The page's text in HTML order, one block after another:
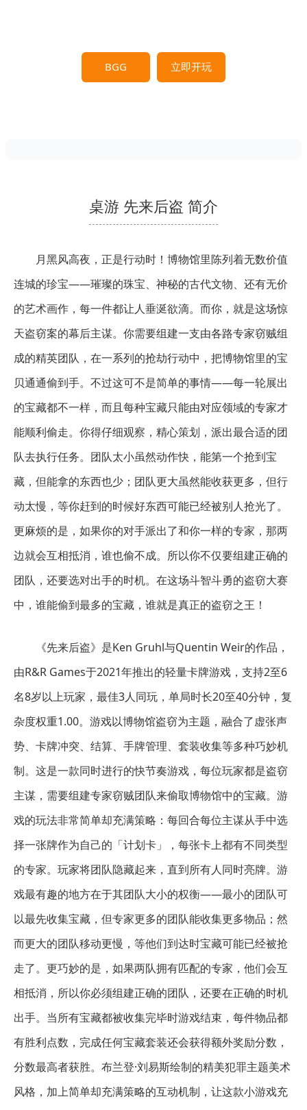
BGG 立即开玩
桌游 先来后盗 简介
月黑风高夜，正是行动时！博物馆里陈列着无数价值
连城的珍宝——璀璨的珠宝、神秘的古代文物、还有无价
的艺术画作，每一件都让人垂涎欲滴。而你，就是这场惊
天盗窃案的幕后主谋。你需要组建一支由各路专家窃贼组
成的精英团队，在一系列的抢劫行动中，把博物馆里的宝
贝通通偷到手。不过这可不是简单的事情——每一轮展出
的宝藏都不一样，而且每种宝藏只能由对应领域的专家才
能顺利偷走。你得仔细观察，精心策划，派出最合适的团
队去执行任务。团队太小虽然动作快，能第一个抢到宝
藏，但能拿的东西也少；团队更大虽然能收获更多，但行
动太慢，等你赶到的时候好东西可能已经被别人抢光了。
更麻烦的是，如果你的对手派出了和你一样的专家，那两
边就会互相抵消，谁也偷不成。所以你不仅要组建正确的
团队，还要选对出手的时机。在这场斗智斗勇的盗窃大赛
中，谁能偷到最多的宝藏，谁就是真正的盗窃之王！
《先来后盗》是Ken Gruhl与Quentin Weir的作品，
由R&R Games于2021年推出的轻量卡牌游戏，支持2至6
名8岁以上玩家，最佳3人同玩，单局时长20至40分钟，复
杂度权重1.00。游戏以博物馆盗窃为主题，融合了虚张声
势、卡牌冲突、结算、手牌管理、套装收集等多种巧妙机
制。这是一款同时进行的快节奏游戏，每位玩家都是盗窃
主谋，需要组建专家窃贼团队来偷取博物馆中的宝藏。游
戏的玩法非常简单却充满策略：每回合每位主谋从手中选
择一张牌作为自己的「计划卡」，每张卡上都有不同类型
的专家。玩家将团队隐藏起来，直到所有人同时亮牌。游
戏最有趣的地方在于其团队大小的权衡——最小的团队可
以最先收集宝藏，但专家更多的团队能收集更多物品；然
而更大的团队移动更慢，等他们到达时宝藏可能已经被抢
走了。更巧妙的是，如果两队拥有匹配的专家，他们会互
相抵消，所以你必须组建正确的团队，还要在正确的时机
出手。当所有宝藏都被收集完毕时游戏结束，每件物品都
有胜利点数，完成任何宝藏套装还会获得额外奖励分数，
分数最高者获胜。布兰登·刘易斯绘制的精美犯罪主题美术
风格，加上简单却充满策略的互动机制，让这款小游戏充